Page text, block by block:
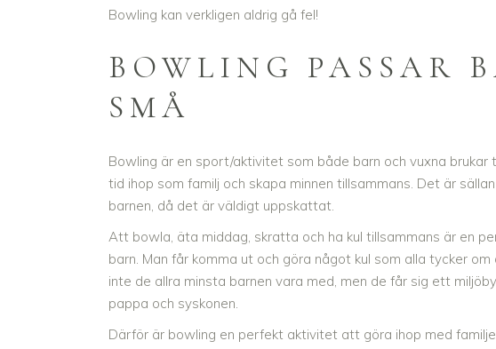
Bowling kan verkligen aldrig gå fel!
BOWLING PASSAR
SMÅ
Bowling är en sport/aktivitet som både barn och vuxna
tid ihop som familj och skapa minnen tillsammans. Det är
barnen, då det är väldigt uppskattat.
Att bowla, äta middag, skratta och ha kul tillsammans är en
barn. Man får komma ut och göra något kul som alla tycker
inte de allra minsta barnen vara med, men de får sig ett
pappa och syskonen.
Därför är bowling en perfekt aktivitet att göra ihop med